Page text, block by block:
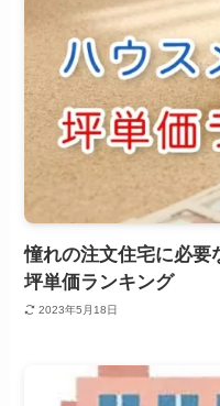
憧れの注文住宅に必要
坪単価ランキング
2023年5月18日